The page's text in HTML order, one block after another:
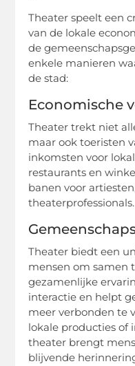
Theater speelt een
van de lokale
de
enkele manieren
de stad:
Economische
Theater trekt niet
maar ook toeristen
inkomsten voor
restaurants en
banen voor
theaterprofessionals.
Theater biedt een
mensen om samen
gezamenlijke
interactie en helpt
meer verbonden te
lokale producties of
theater brengt
blijvende